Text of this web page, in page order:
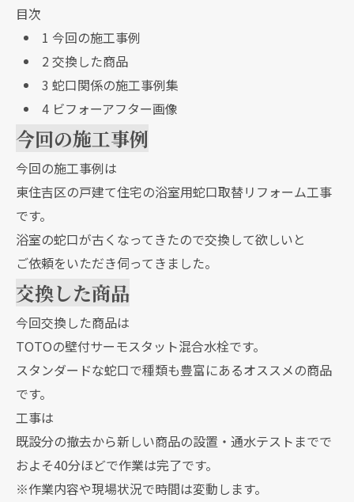
目次
1 今回の施工事例
2交換した商品
3 蛇口関係の施工事例集
4ビフォーアフター画像
今回の施工事例
今回の施工事例は
東住吉区の戸建て住宅の浴室用蛇口取替リフォーム工事
です。
浴室の蛇口が古くなってきたので交換して欲しいと
ご依頼をいただき伺ってきました。
交換した商品
今回交換した商品は
TOTOの壁付サーモスタット混合水栓です。
スタンダードな蛇口で種類も豊富にあるオススメの商品
です。
工事は
既設分の撤去から新しい商品の設置・通水テストまでで
およそ40分ほどで作業は完了です。
※作業内容や現場状況で時間は変動します。